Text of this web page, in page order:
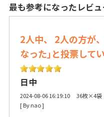
最も参考になったレビュ
2人中、 2人の方が
なった｣と投票してい
日中
2024-08-06 16:19:10 36枚×4袋
[ By nao ]